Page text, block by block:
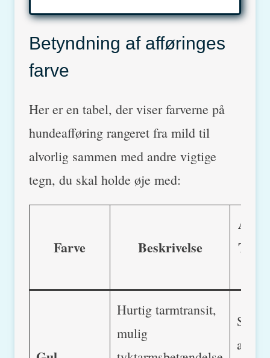
Betyndning af afføringes
farve
Her er en tabel, der viser farverne på
hundeafføring rangeret fra mild til
alvorlig sammen med andre vigtige
tegn, du skal holde øje med:
Farve Beskrivelse
Hurtig tarmtransit,
mulig
Slim i